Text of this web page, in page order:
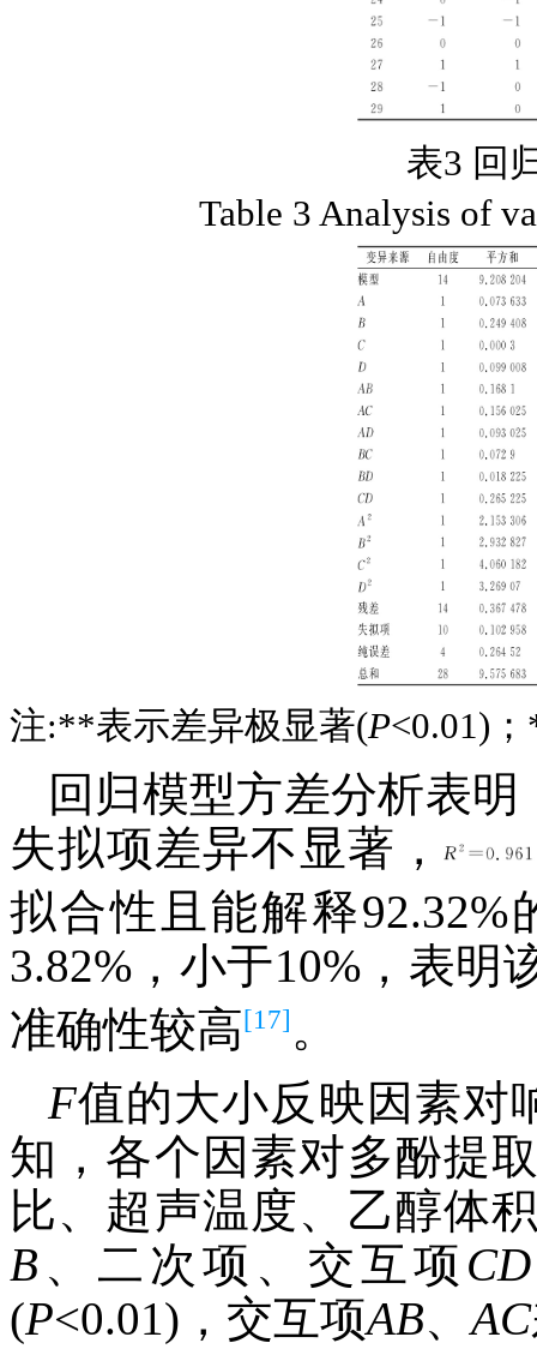
表3 回
Table 3 Analysis of
注:**表示差异极显著(P<0.01)
回归模型方差分析表明
失拟项差异不显著，
拟合性且能解释92.32%
3.82%，小于10%，表明
准确性较高[17] 。
F值的大小反映因素对
知，各个因素对多酚提
比、超声温度、乙醇体
B 、二次项、交互项 CD
(P<0.01)，交互项AB、AC